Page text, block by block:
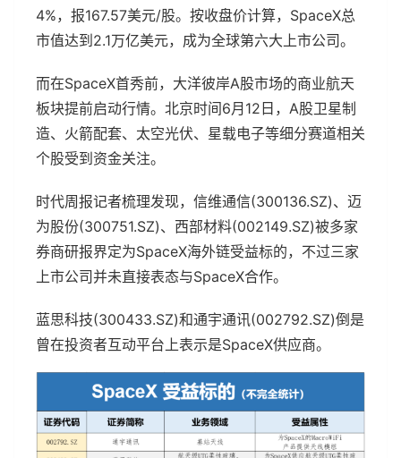
4%，报167.57美元/股。按收盘价计算，SpaceX总
市值达到2.1万亿美元，成为全球第六大上市公司。
而在SpaceX首秀前，大洋彼岸A股市场的商业航天
板块提前启动行情。北京时间6月12日，A股卫星制
造、火箭配套、太空光伏、星载电子等细分赛道相关
个股受到资金关注。
时代周报记者梳理发现，信维通信(300136.SZ)、迈
为股份(300751.SZ)、西部材料(002149.SZ)被多家
券商研报界定为SpaceX海外链受益标的，不过三家
上市公司并未直接表态与SpaceX合作。
蓝思科技(300433.SZ)和通宇通讯(002792.SZ)倒是
曾在投资者互动平台上表示是SpaceX供应商。